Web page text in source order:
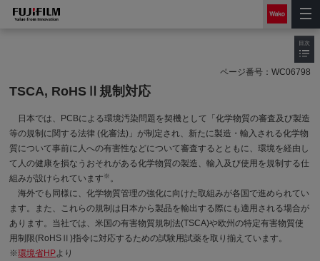
ページ番号： WC06798
TSCA, RoHSⅡ規制対応
日本では、PCBによる環境汚染問題を契機として「化学物質の審査及び製造
等の規制に関する法律 (化審法)」が制定され、新たに製造・輸入される化学物
質について事前に人への有害性などについて審査するとともに、環境を経由し
て人の健康を損なうおそれがある化学物質の製造、輸入及び使用を規制する仕
組みが設けられています ※ 。
海外でも同様に、化学物質管理の強化に向けた取組みが各国で進められてい
ます。また、これらの規制は日本から製品を輸出する際にも適用される場合が
あります。当社では、米国の有害物質規制法(TSCA)や欧州の特定有害物質使
用制限(RoHSⅡ)指令に対応するための試験用試薬を取り揃えています。
※環境省HPより
目次